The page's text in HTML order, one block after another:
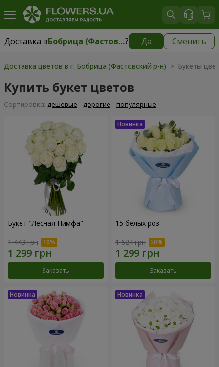
Доставка в Бобрица (Фастовский р-н)? Да Сменить
Доставка вБобрица (Фастовский р-н) бесплатно
Доставка цветов в г. Бобрица (Фастовский р-н) > Букеты
Купить букет цветов
Cортировка: дешевые дорогие популярные
Букет "Лесная Нимфа"
1 443 грн
Заказать
15 белых роз
1 624 грн
Заказать